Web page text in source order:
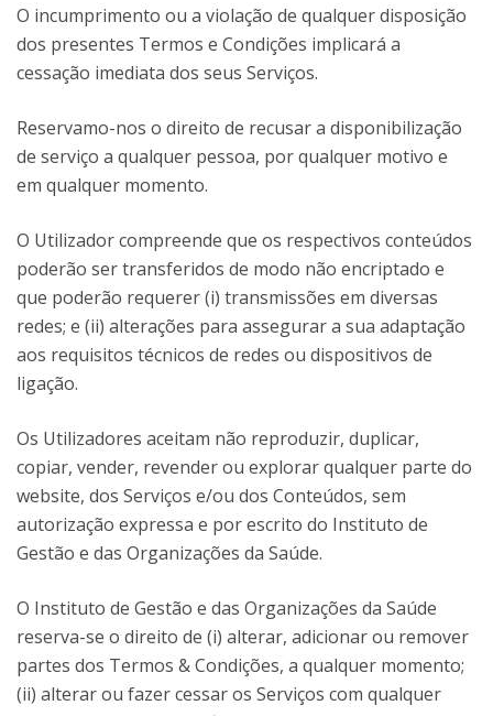
O incumprimento ou a violação de qualquer disposição
dos presentes Termos e Condições implicará a
cessação imediata dos seus Serviços.
Reservamo-nos o direito de recusar a disponibilização
de serviço a qualquer pessoa, por qualquer motivo e
em qualquer momento.
O Utilizador compreende que os respectivos conteúdos
poderão ser transferidos de modo não encriptado e
que poderão requerer (i) transmissões em diversas
redes; e (ii) alterações para assegurar a sua adaptação
aos requisitos técnicos de redes ou dispositivos de
ligação.
Os Utilizadores aceitam não reproduzir, duplicar,
copiar, vender, revender ou explorar qualquer parte do
website, dos Serviços e/ou dos Conteúdos, sem
autorização expressa e por escrito do Instituto de
Gestão e das Organizações da Saúde.
O Instituto de Gestão e das Organizações da Saúde
reserva-se o direito de (i) alterar, adicionar ou remover
partes dos Termos & Condições, a qualquer momento;
(ii) alterar ou fazer cessar os Serviços com qualquer